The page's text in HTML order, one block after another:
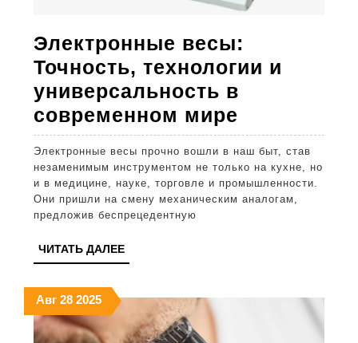
Электронные весы:
Точность, технологии и
универсальность в
современном мире
весы:
Точность,
технологии
и
Электронные весы прочно вошли в наш быт, став
незаменимым инструментом не только на кухне, но
и в медицине, науке, торговле и промышленности.
Они пришли на смену механическим аналогам,
предложив беспрецедентную
ЧИТАТЬ ДАЛЕЕЧИТАТЬ
ДАЛЕЕ
Авг28.08.2025
2828.08.2025
202528.08.2025